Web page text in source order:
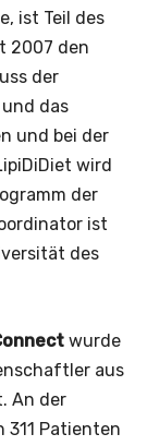
ist Teil des
2007 den
der
das
und bei der
wird
der
ist
des
wurde
aus
An der
Patienten